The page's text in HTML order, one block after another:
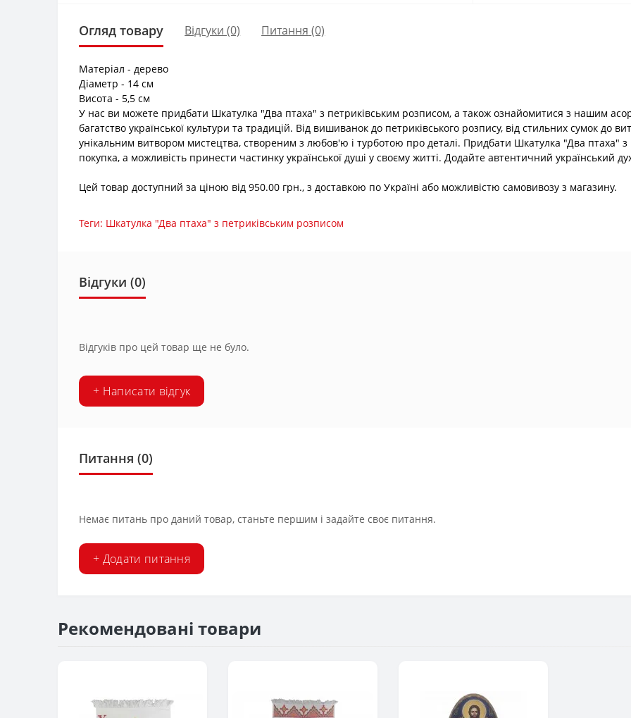
Огляд товару Відгуки (0) Питання (0)
Матеріал - дерево
Діаметр - 14 см
Висота - 5,5 см
У нас ви можете придбати Шкатулка "Два птаха" з петриківським розписом, а також ознайомитися з нашим
багатство української культури та традицій. Від вишиванок до петриківського розпису, від стильних сумок до
унікальним витвором мистецтва, створеним з любов'ю і турботою про деталі. Придбати Шкатулка "Два птаха"
покупка, а можливість принести частинку української душі у своєму житті. Додайте автентичний український
Цей товар доступний за ціною від 950.00 грн., з доставкою по Україні або можливістю самовивозу з магазину.
Теги: Шкатулка "Два птаха" з петриківським розписом
Відгуки (0)
Відгуків про цей товар ще не було.
+ Написати відгук
Питання (0)
Немає питань про даний товар, станьте першим і задайте своє питання.
+ Додати питання
Рекомендовані товари